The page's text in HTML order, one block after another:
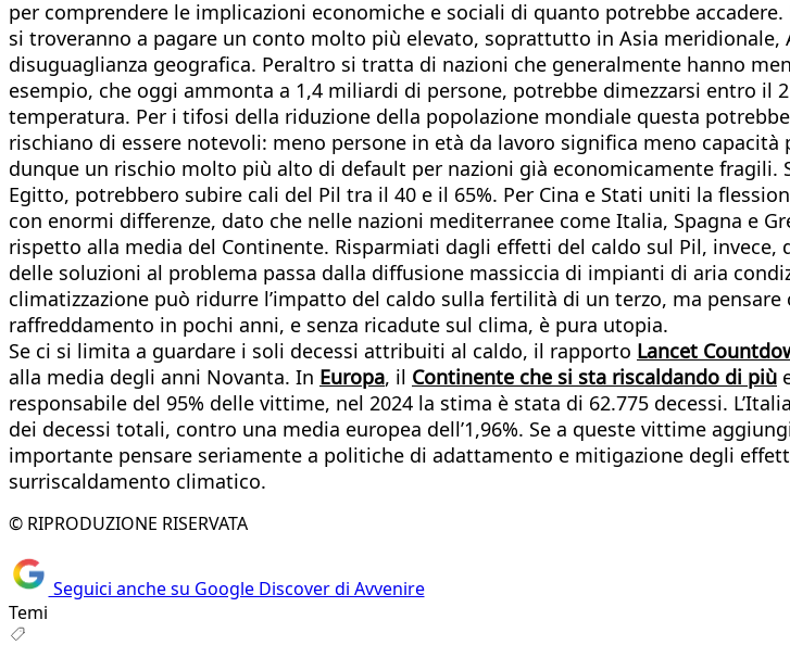
per comprendere le implicazioni economiche e sociali di quanto potrebbe
si troveranno a pagare un conto molto più elevato, soprattutto in Asia
disuguaglianza geografica. Peraltro si tratta di nazioni che generalmente hanno
esempio, che oggi ammonta a 1,4 miliardi di persone, potrebbe dimezzarsi entro
temperatura. Per i tifosi della riduzione della popolazione mondiale questa
rischiano di essere notevoli: meno persone in età da lavoro significa meno
dunque un rischio molto più alto di default per nazioni già economicamente fragili.
Egitto, potrebbero subire cali del Pil tra il 40 e il 65%. Per Cina e Stati uniti la
con enormi differenze, dato che nelle nazioni mediterranee come Italia, Spagna e
rispetto alla media del Continente. Risparmiati dagli effetti del caldo sul Pil, invece,
delle soluzioni al problema passa dalla diffusione massiccia di impianti di aria
climatizzazione può ridurre l’impatto del caldo sulla fertilità di un terzo, ma
raffreddamento in pochi anni, e senza ricadute sul clima, è pura utopia.
Se ci si limita a guardare i soli decessi attribuiti al caldo, il rapporto Lancet
alla media degli anni Novanta. In Europa, il Continente che si sta riscaldando di più
responsabile del 95% delle vittime, nel 2024 la stima è stata di 62.775 decessi.
dei decessi totali, contro una media europea dell’1,96%. Se a queste vittime
importante pensare seriamente a politiche di adattamento e mitigazione degli
surriscaldamento climatico.
© RIPRODUZIONE RISERVATA
Seguici anche su Google Discover di Avvenire
Temi